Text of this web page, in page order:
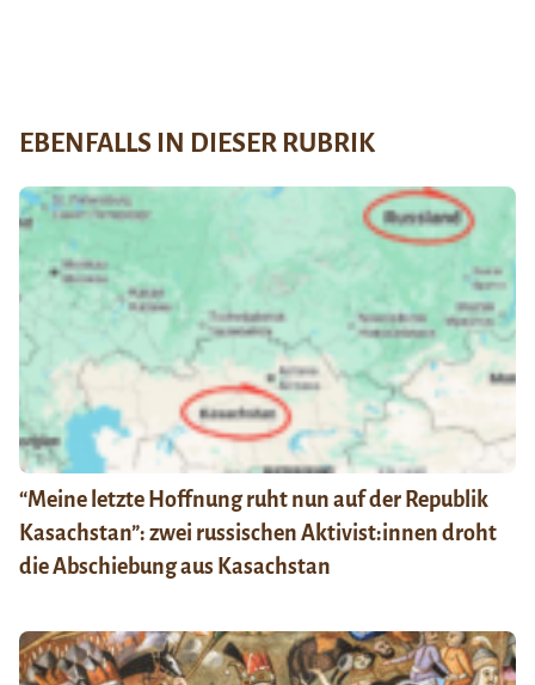
EBENFALLS IN DIESER RUBRIK
“Meine letzte Hoffnung ruht nun auf der Republik
Kasachstan”: zwei russischen Aktivist:innen droht
die Abschiebung aus Kasachstan